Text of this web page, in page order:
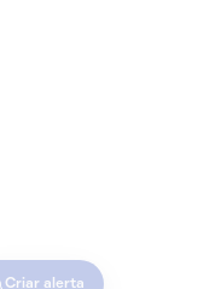
Criar alerta